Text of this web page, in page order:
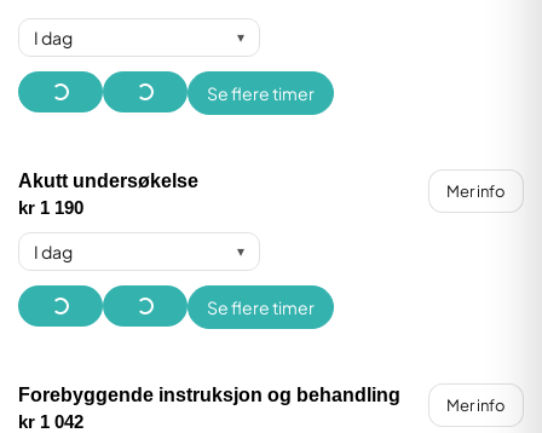
I dag ▾
Se flere timer
Akutt undersøkelse
kr 1 190
Mer info
I dag ▾
Se flere timer
Forebyggende instruksjon og behandling
kr 1 042
Mer info